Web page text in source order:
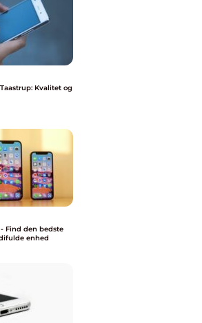
Kvalitet og
Find den bedste
enhed